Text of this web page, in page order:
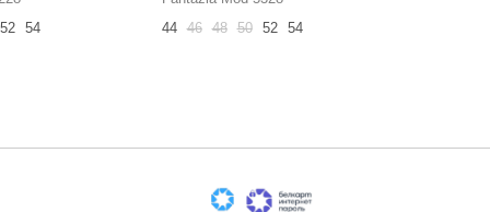
52 54
44 46 48 50 52 54